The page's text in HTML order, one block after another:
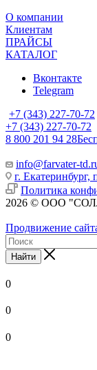
О компании
Клиентам
ПРАЙСЫ
КАТАЛОГ
Вконтакте
Telegram
+7 (343) 227-70-72
+7 (343) 227-70-72
8 800 201 94 28
info@farvater-
г.
Политика
2026 © ООО
Продвижение
Найти
0
0
0